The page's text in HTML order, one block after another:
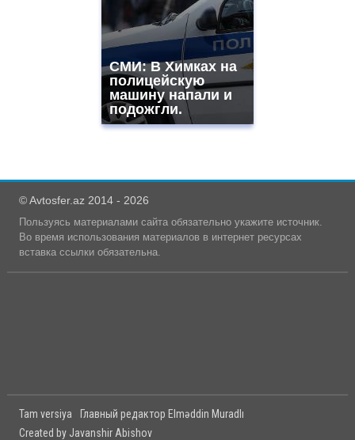
СМИ: В Химках на
полицейскую
машину напали и
подожгли.
© Avtosfer.az 2014 - 2026
Пользуясь материалами сайта обязательно укажите источник.
Во время использования материалов в интернет ресурсах
вставка ссылки обязательна.
Tam versiya
Главный редактор Elməddin Muradlı
Created by Javanshir Abishov